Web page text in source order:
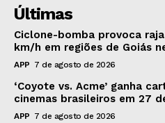
Últimas
Ciclone-bomba provoca
km/h em regiões de Goiás
APP 7 de agosto de 2026
‘Coyote vs. Acme’ ganha
cinemas brasileiros em 27
APP 7 de agosto de 2026